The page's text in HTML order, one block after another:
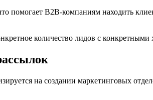
помогает B2B-компаниям находить
количество лидов с
на создании маркетинговых